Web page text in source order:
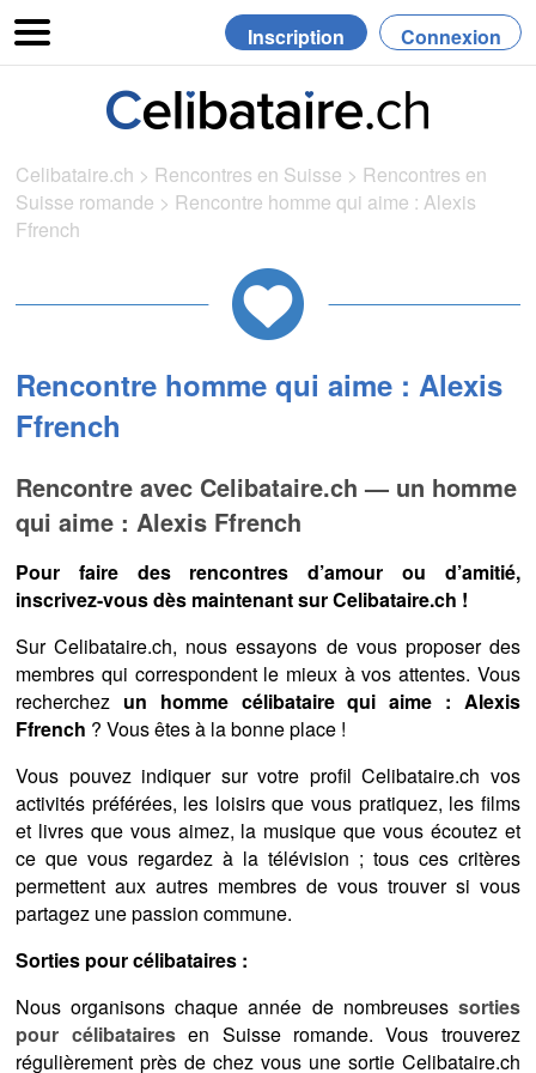
Inscription Connexion
Celibataire.ch > Rencontres en Suisse > Rencontres en
Suisse romande > Rencontre homme qui aime : Alexis
Ffrench
Rencontre homme qui aime : Alexis
Ffrench
Rencontre avec Celibataire.ch — un homme
qui aime : Alexis Ffrench
Pour faire des rencontres d’amour ou d’amitié,
inscrivez-vous dès maintenant sur Celibataire.ch !
Sur Celibataire.ch, nous essayons de vous proposer des
membres qui correspondent le mieux à vos attentes. Vous
recherchez un homme célibataire qui aime : Alexis
Ffrench ? Vous êtes à la bonne place !
Vous pouvez indiquer sur votre profil Celibataire.ch vos
activités préférées, les loisirs que vous pratiquez, les films
et livres que vous aimez, la musique que vous écoutez et
ce que vous regardez à la télévision ; tous ces critères
permettent aux autres membres de vous trouver si vous
partagez une passion commune.
Sorties pour célibataires :
Nous organisons chaque année de nombreuses sorties
pour célibatairesen Suisse romande. Vous trouverez
régulièrement près de chez vous une sortie Celibataire.ch